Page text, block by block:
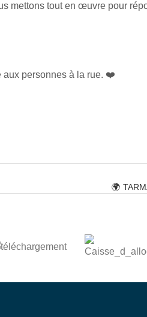
mettons tout en œuvre pour
aux personnes à la rue. ❤️
🌍